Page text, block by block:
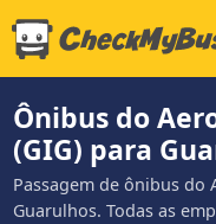
Ônibus do
(GIG) para
Passagem de ônibus do
Guarulhos. Todas as